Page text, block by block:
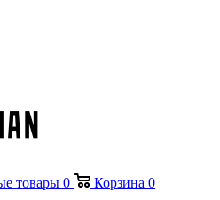
товары 0 Корзина 0